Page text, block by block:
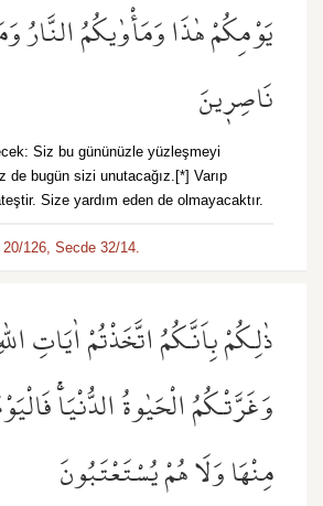
يَوْمِكُمْ هٰذَا وَمَأْوٰيكُمُ النَّارُ
نَاصِر۪ينَ
Siz bu gününüzle yüzleşmeyi
de bugün sizi unutacağız.[*] Varıp
Size yardım eden de olmayacaktır.
126, Secde 32/14.
ذٰلِكُمْ بِاَنَّكُمُ اتَّخَذْتُمْ اٰيَاتِ
وَغَرَّتْكُمُ الْحَيٰوةُ الدُّنْيَاۚ
مِنْهَا وَلَا هُمْ يُسْتَعْتَبُونَ